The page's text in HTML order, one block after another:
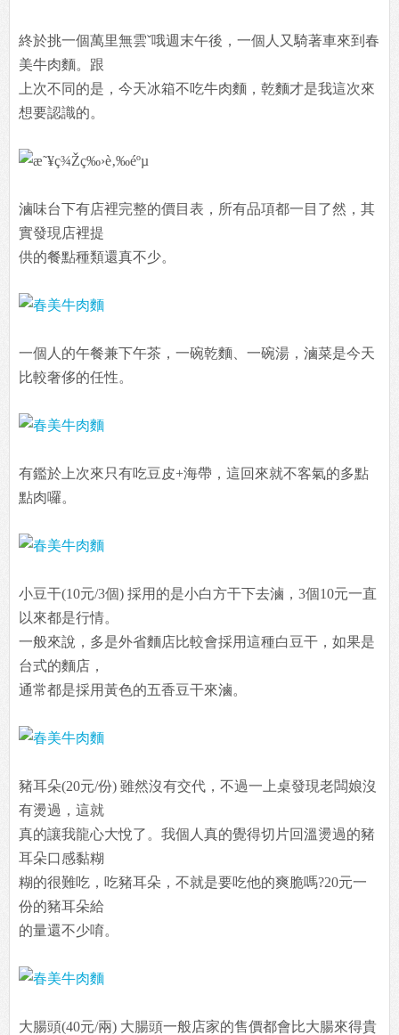
終於挑一個萬里無雲ˇ哦週末午後，一個人又騎著車來到春
美牛肉麵。跟
上次不同的是，今天冰箱不吃牛肉麵，乾麵才是我這次來
想要認識的。
滷味台下有店裡完整的價目表，所有品項都一目了然，其
實發現店裡提
供的餐點種類還真不少。
一個人的午餐兼下午茶，一碗乾麵、一碗湯，滷菜是今天
比較奢侈的任性。
有鑑於上次來只有吃豆皮+海帶，這回來就不客氣的多點
點肉囉。
小豆干(10元/3個) 採用的是小白方干下去滷，3個10元一直
以來都是行情。
一般來說，多是外省麵店比較會採用這種白豆干，如果是
台式的麵店，
通常都是採用黃色的五香豆干來滷。
豬耳朵(20元/份) 雖然沒有交代，不過一上桌發現老闆娘沒
有燙過，這就
真的讓我龍心大悅了。我個人真的覺得切片回溫燙過的豬
耳朵口感黏糊
糊的很難吃，吃豬耳朵，不就是要吃他的爽脆嗎?20元一
份的豬耳朵給
的量還不少唷。
大腸頭(40元/兩) 大腸頭一般店家的售價都會比大腸來得貴